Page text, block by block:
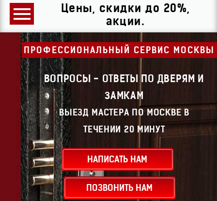
Цены, скидки до 20%,
акции.
ПРОФЕССИОНАЛЬНЫЙ СЕРВИС МОСКВЫ
ВОПРОСЫ - ОТВЕТЫ ПО ДВЕРЯМ И
ЗАМКАМ
ВЫЕЗД МАСТЕРА ПО МОСКВЕ В
ТЕЧЕНИИ 20 МИНУТ
НАПИСАТЬ НАМ
ПОЗВОНИТЬ НАМ